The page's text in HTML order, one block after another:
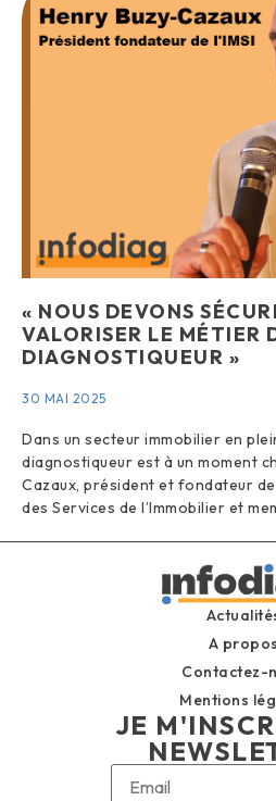
« NOUS DEVONS
VALORISER LE MÉTIER
DIAGNOSTIQUEUR »
30 MAI 2025
Dans un secteur immobilier en
diagnostiqueur est à un moment
Cazaux, président et fondateur
des Services de l’Immobilier et
A propos
Contactez-
Mentions
JE